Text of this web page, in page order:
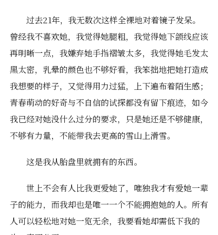
过去21年，我无数次这样全裸地对着镜子发呆。
曾经我不喜欢她，我觉得她腿粗，我觉得她下颌线应该
再明晰一点，我嫌弃她手指褶皱太多，我觉得她毛发太
黑太密，乳晕的颜色也不够好看，我笨拙地把她打造成
我想要的样子，又觉得用力过猛，上下遍布着陌生感；
青春萌动的好奇与不自信的试探都没有留下痕迹，如今
我已经对她没什么过分的要求，只是她还是不够健康，
不够有力量，不能带我去更高的雪山上滑雪。
这是我从胎盘里就拥有的东西。
世上不会有人比我更爱她了，唯独我才有爱她一辈
子的能力，而我却也是唯一一个不能拥抱她的人。所有
人可以轻松地对她一览无余，我要看她却需低下我的